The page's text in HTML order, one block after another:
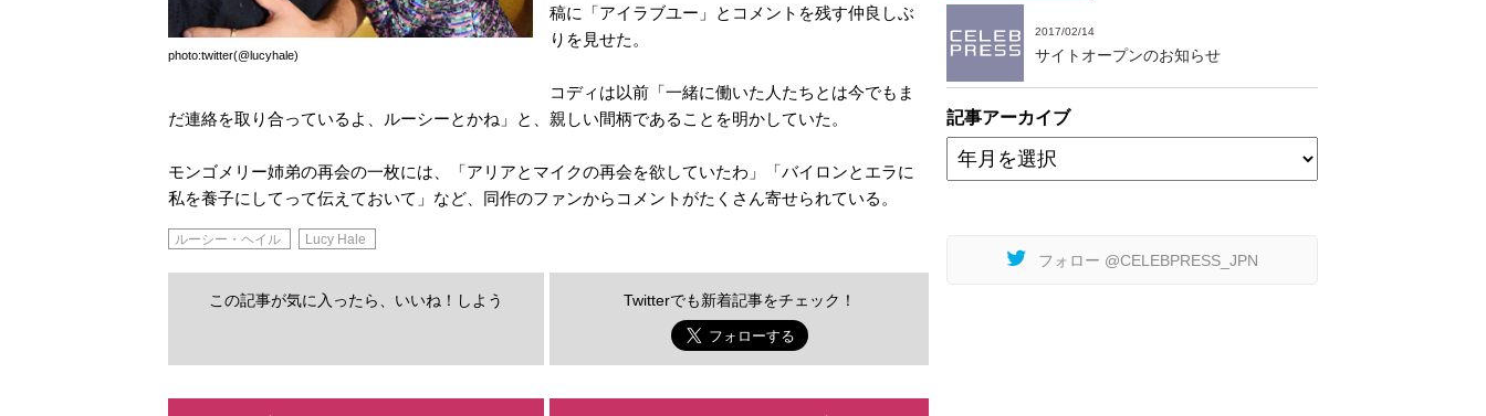
photo:twitter(@lucyhale)
稿に「アイラブユー」とコメントを残す仲良しぶ
りを見せた。
コディは以前「一緒に働いた人たちとは今でもま
だ連絡を取り合っているよ、ルーシーとかね」と、親しい間柄であることを明かしていた。
モンゴメリー姉弟の再会の一枚には、「アリアとマイクの再会を欲していたわ」「バイロンとエラに
私を養子にしてって伝えておいて」など、同作のファンからコメントがたくさん寄せられている。
ルーシー・ヘイル Lucy Hale
この記事が気に入ったら、いいね！しよう Twitterでも新着記事をチェック！
2017/02/14
サイトオープンのお知らせ
記事アーカイブ
フォロー @CELEBPRESS_JPN